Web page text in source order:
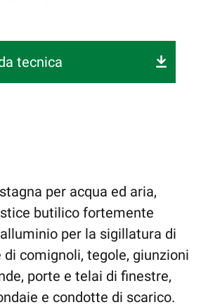
tecnica
per acqua ed aria,
butilico fortemente
per la sigillatura di
comignoli, tegole, giunzioni
porte e telai di finestre,
e condotte di scarico.